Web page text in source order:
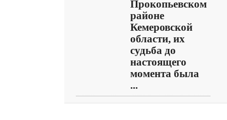
Прокопьевском
районе
Кемеровской
области, их
судьба до
настоящего
момента была
...